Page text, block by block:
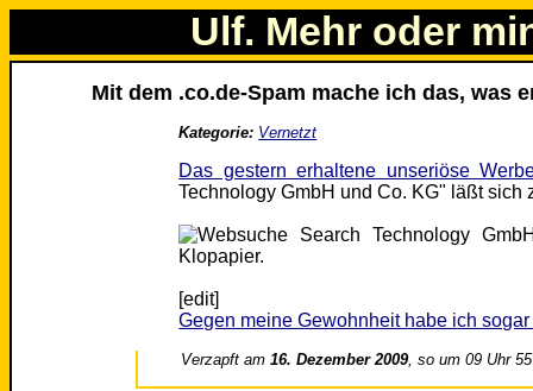
Ulf. Mehr oder
Mit dem .co.de-Spam mache ich das, was
Kategorie: Vernetzt
Das gestern erhaltene unseriöse
Technology GmbH und Co. KG" läßt sich
[edit]
Gegen meine Gewohnheit habe ich
Verzapft am16. Dezember 2009, so um 09 Uhr 55